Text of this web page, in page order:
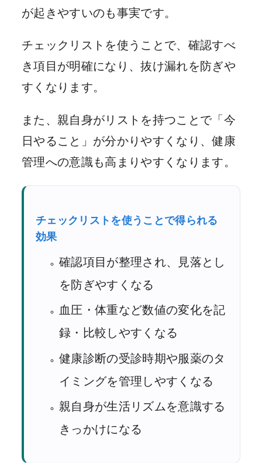
が起きやすいのも事実です。
チェックリストを使うことで、確認すべ
き項目が明確になり、抜け漏れを防ぎや
すくなります。
また、親自身がリストを持つことで「今
日やること」が分かりやすくなり、健康
管理への意識も高まりやすくなります。
チェックリストを使うことで得られる
効果
確認項目が整理され、見落とし
を防ぎやすくなる
血圧・体重など数値の変化を記
録・比較しやすくなる
健康診断の受診時期や服薬のタ
イミングを管理しやすくなる
親自身が生活リズムを意識する
きっかけになる